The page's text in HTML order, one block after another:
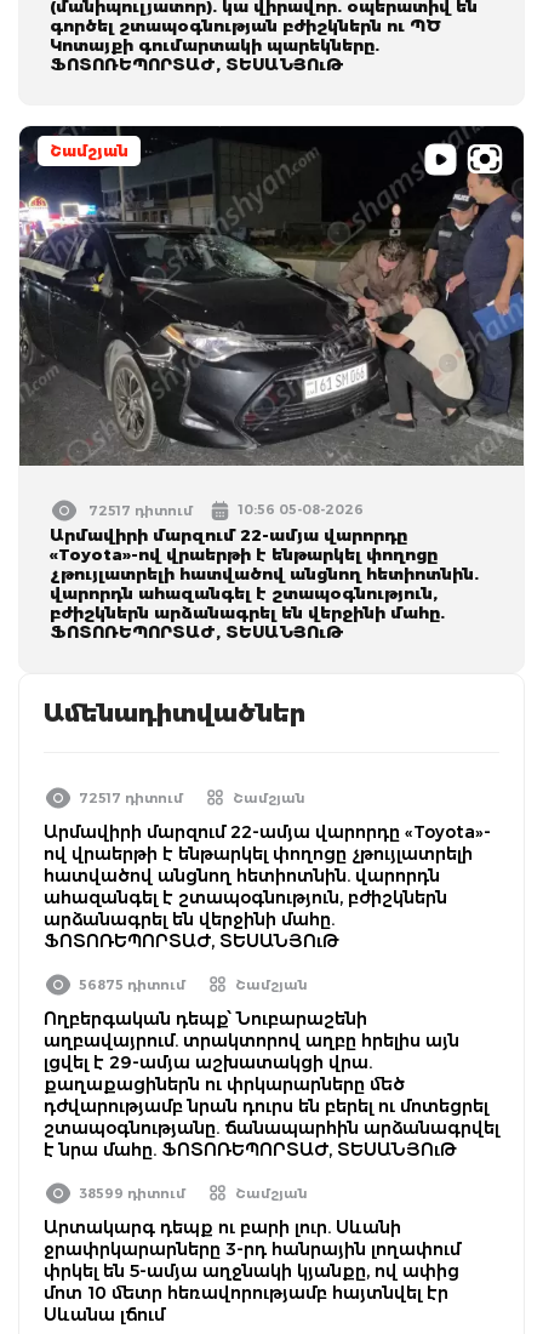
(մանիպուլյատոր). կա վիրավոր. օպերատիվ են
գործել շտապօգնության բժիշկներն ու ՊԾ
Կոտայքի գումարտակի պարեկները.
ՖՈՏՈՌԵՊՈՐՏԱԺ, ՏԵՍԱՆՅՈւԹ
Շամշյան
72517 դիտում 10:56 05-08-2026
Արմավիրի մարզում 22-ամյա վարորդը
«Toyota»-ով վրաերթի է ենթարկել փողոցը
չթույլատրելի հատվածով անցնող հետիոտնին.
վարորդն ահազանգել է շտապօգնություն,
բժիշկներն արձանագրել են վերջինի մահը.
ՖՈՏՈՌԵՊՈՐՏԱԺ, ՏԵՍԱՆՅՈւԹ
Ամենադիտվածներ
72517 դիտում Շամշյան
Արմավիրի մարզում 22-ամյա վարորդը «Toyota»-
ով վրաերթի է ենթարկել փողոցը չթույլատրելի
հատվածով անցնող հետիոտնին. վարորդն
ահազանգել է շտապօգնություն, բժիշկներն
արձանագրել են վերջինի մահը.
ՖՈՏՈՌԵՊՈՐՏԱԺ, ՏԵՍԱՆՅՈւԹ
56875 դիտում Շամշյան
Ողբերգական դեպք՝ Նուբարաշենի
աղբավայրում. տրակտորով աղբը հրելիս այն
լցվել է 29-ամյա աշխատակցի վրա.
քաղաքացիներն ու փրկարարները մեծ
դժվարությամբ նրան դուրս են բերել ու մոտեցրել
շտապօգնությանը. ճանապարհին արձանագրվել
է նրա մահը. ՖՈՏՈՌԵՊՈՐՏԱԺ, ՏԵՍԱՆՅՈւԹ
38599 դիտում Շամշյան
Արտակարգ դեպք ու բարի լուր. Սևանի
ջրափրկարարները 3-րդ հանրային լողափում
փրկել են 5-ամյա աղջնակի կյանքը, ով ափից
մոտ 10 մետր հեռավորությամբ հայտնվել էր
Սևանա լճում